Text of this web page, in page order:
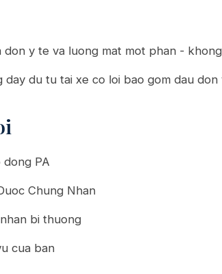
don y te va luong mat mot phan -
day du tu tai xe co loi bao gom dau don
PA
Chung Nhan
bi thuong
cua ban